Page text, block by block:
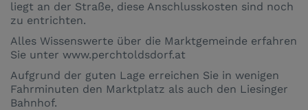
liegt an der Straße, diese Anschlusskosten sind noch
zu entrichten.
Alles Wissenswerte über die Marktgemeinde erfahren
Sie unter www.perchtoldsdorf.at
Aufgrund der guten Lage erreichen Sie in wenigen
Fahrminuten den Marktplatz als auch den Liesinger
Bahnhof.